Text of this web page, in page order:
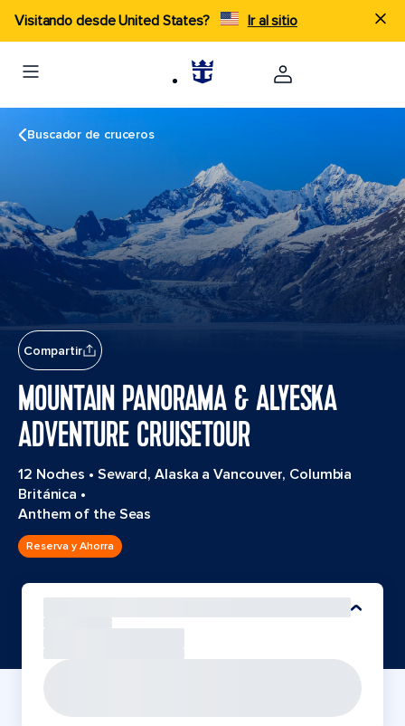
Visitando desde United States? Ir al sitio
Buscador de cruceros
Compartir
MOUNTAIN PANORAMA & ALYESKA
ADVENTURE CRUISETOUR
12 Noches • Seward, Alaska a Vancouver, Columbia
Británica •
Anthem of the Seas
Reserva y Ahorra